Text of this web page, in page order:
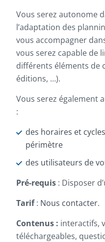
Vous serez autonome
l’adaptation des
vous accompagner
vous serez capable de
différents éléments de
éditions, …).
Vous serez également
:
des horaires et
périmètre
des utilisateurs de
Pré-requis : Disposer
Tarif: Nous contacter.
Contenus : interactifs,
téléchargeables,